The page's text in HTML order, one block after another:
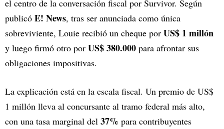
el centro de la conversación fiscal por Survivor. Según
publicó E! News, tras ser anunciada como única
sobreviviente, Louie recibió un cheque por US$ 1 millón
y luego firmó otro por US$ 380.000 para afrontar sus
obligaciones impositivas.
La explicación está en la escala fiscal. Un premio de US$
1 millón lleva al concursante al tramo federal más alto,
con una tasa marginal del 37% para contribuyentes